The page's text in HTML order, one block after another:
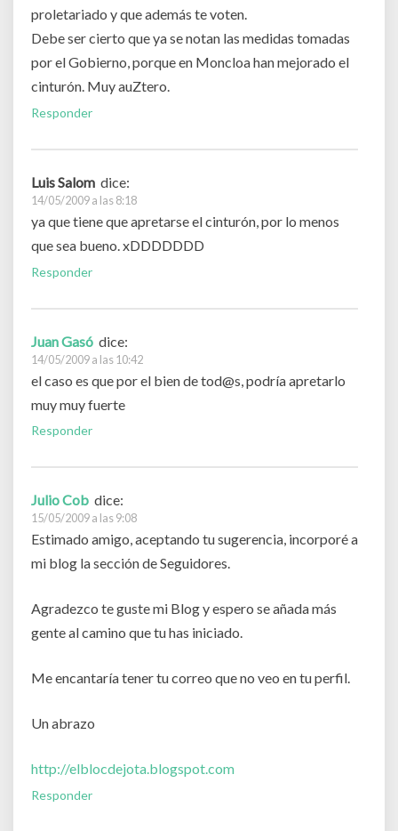
proletariado y que además te voten.
Debe ser cierto que ya se notan las medidas tomadas
por el Gobierno, porque en Moncloa han mejorado el
cinturón. Muy auZtero.
Responder
Luis Salom dice:
14/05/2009 a las 8:18
ya que tiene que apretarse el cinturón, por lo menos
que sea bueno. xDDDDDDD
Responder
Juan Gasó dice:
14/05/2009 a las 10:42
el caso es que por el bien de tod@s, podría apretarlo
muy muy fuerte
Responder
Julio Cob dice:
15/05/2009 a las 9:08
Estimado amigo, aceptando tu sugerencia, incorporé a
mi blog la sección de Seguidores.
Agradezco te guste mi Blog y espero se añada más
gente al camino que tu has iniciado.
Me encantaría tener tu correo que no veo en tu perfil.
Un abrazo
http://elblocdejota.blogspot.com
Responder